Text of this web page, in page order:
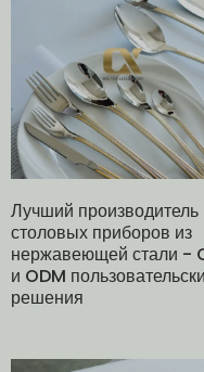
Лучший производитель
столовых приборов из
нержавеющей стали -
и ODM
решения